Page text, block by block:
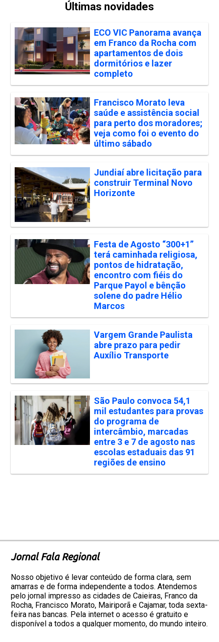
Últimas novidades
ECO VIC Panorama avança
em Franco da Rocha com
apartamentos de dois
dormitórios e lazer
completo
Francisco Morato leva
saúde e assistência social
para perto dos moradores;
veja como foi o evento do
último sábado
Jundiaí abre licitação para
construir Terminal Novo
Horizonte
Festa de Agosto “300+1”
terá caminhada religiosa,
pontos de hidratação,
encontro com fiéis do
Parque Payol e bênção
solene do padre Hélio
Marcos
Vargem Grande Paulista
abre prazo para pedir
Auxílio Transporte
São Paulo convoca 54,1
mil estudantes para provas
do programa de
intercâmbio, marcadas
entre 3 e 7 de agosto nas
escolas estaduais das 91
regiões de ensino
Jornal Fala Regional
Nosso objetivo é levar conteúdo de forma clara, sem
amarras e de forma independente a todos. Atendemos
pelo jornal impresso as cidades de Caieiras, Franco da
Rocha, Francisco Morato, Mairiporã e Cajamar, toda sexta-
feira nas bancas. Pela internet o acesso é gratuito e
disponível a todos a qualquer momento, do mundo inteiro.